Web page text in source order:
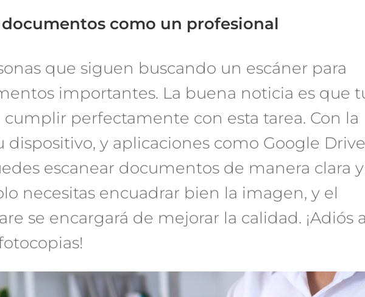
documentos como un profesional
que siguen buscando un escáner para
importantes. La buena noticia es que
perfectamente con esta tarea. Con la
dispositivo, y aplicaciones como Google
escanear documentos de manera clara y
necesitas encuadrar bien la imagen, y el
se encargará de mejorar la calidad. ¡Adiós